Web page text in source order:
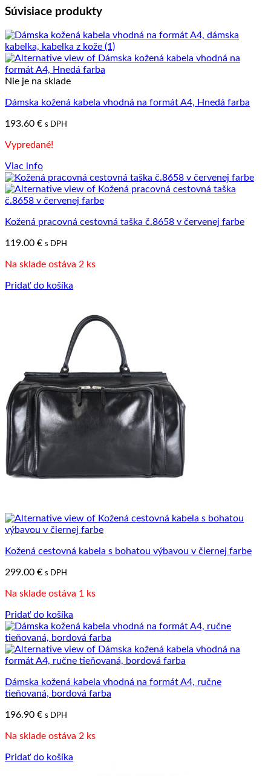
Súvisiace produkty
Nie je na sklade
Dámska kožená kabela vhodná na formát A4, Hnedá farba
193.60 € s DPH
Vypredané!
Viac info
Kožená pracovná cestovná taška č.8658 v červenej farbe
119.00 € s DPH
Na sklade ostáva 2 ks
Pridať do košíka
Kožená cestovná kabela s bohatou výbavou v čiernej farbe
299.00 € s DPH
Na sklade ostáva 1 ks
Pridať do košíka
Dámska kožená kabela vhodná na formát A4, ručne
tieňovaná, bordová farba
196.90 € s DPH
Na sklade ostáva 2 ks
Pridať do košíka